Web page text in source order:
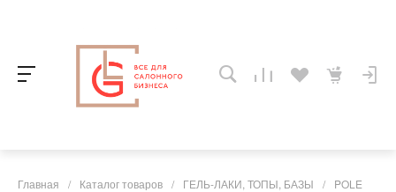
Главная / Каталог товаров / ГЕЛЬ-ЛАКИ, ТОПЫ, БАЗЫ / POLE